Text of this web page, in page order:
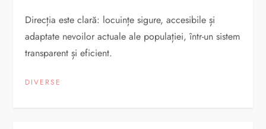
Direcția este clară: locuințe sigure, accesibile și
adaptate nevoilor actuale ale populației, într-un sistem
transparent și eficient.
DIVERSE